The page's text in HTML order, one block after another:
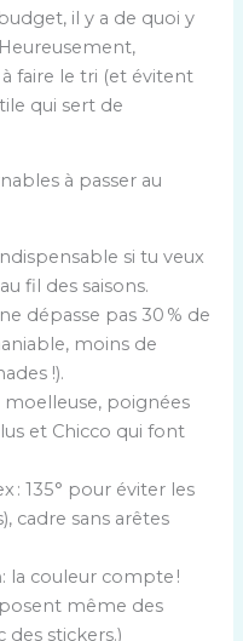
il y a de quoi y
faire le tri (et évitent
qui sert de
à passer au
si tu veux
fil des saisons.
dépasse pas 30 % de
moins de
!).
moelleuse, poignées
et Chicco qui font
: 135° pour éviter les
cadre sans arêtes
: la couleur compte !
même des
des stickers.)